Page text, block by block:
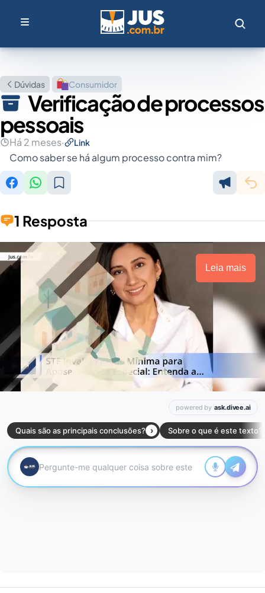
Dúvidas Consumidor
Verificação de processos
pessoais
Há 2 meses· Link
Como saber se há algum processo contra mim?
1 Resposta
Leia mais